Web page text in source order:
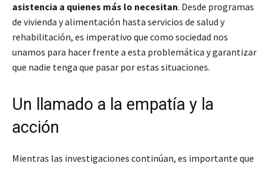
asistencia a quienes más lo necesitan. Desde programas
de vivienda y alimentación hasta servicios de salud y
rehabilitación, es imperativo que como sociedad nos
unamos para hacer frente a esta problemática y garantizar
que nadie tenga que pasar por estas situaciones.
Un llamado a la empatía y la
acción
Mientras las investigaciones continúan, es importante que